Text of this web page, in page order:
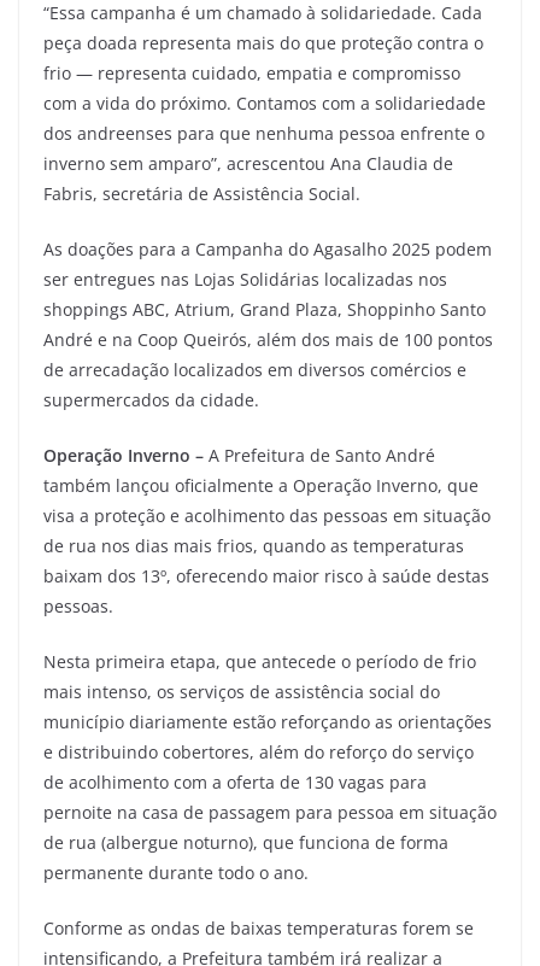
“Essa campanha é um chamado à solidariedade. Cada
peça doada representa mais do que proteção contra o
frio — representa cuidado, empatia e compromisso
com a vida do próximo. Contamos com a solidariedade
dos andreenses para que nenhuma pessoa enfrente o
inverno sem amparo”, acrescentou Ana Claudia de
Fabris, secretária de Assistência Social.
As doações para a Campanha do Agasalho 2025 podem
ser entregues nas Lojas Solidárias localizadas nos
shoppings ABC, Atrium, Grand Plaza, Shoppinho Santo
André e na Coop Queirós, além dos mais de 100 pontos
de arrecadação localizados em diversos comércios e
supermercados da cidade.
Operação Inverno – A Prefeitura de Santo André
também lançou oficialmente a Operação Inverno, que
visa a proteção e acolhimento das pessoas em situação
de rua nos dias mais frios, quando as temperaturas
baixam dos 13º, oferecendo maior risco à saúde destas
pessoas.
Nesta primeira etapa, que antecede o período de frio
mais intenso, os serviços de assistência social do
município diariamente estão reforçando as orientações
e distribuindo cobertores, além do reforço do serviço
de acolhimento com a oferta de 130 vagas para
pernoite na casa de passagem para pessoa em situação
de rua (albergue noturno), que funciona de forma
permanente durante todo o ano.
Conforme as ondas de baixas temperaturas forem se
intensificando, a Prefeitura também irá realizar a